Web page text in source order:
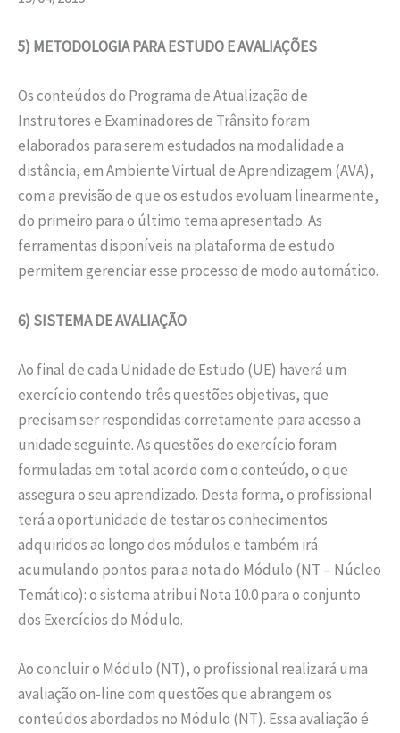
5) METODOLOGIA PARA ESTUDO E AVALIAÇÕES
Os conteúdos do Programa de Atualização de
Instrutores e Examinadores de Trânsito foram
elaborados para serem estudados na modalidade a
distância, em Ambiente Virtual de Aprendizagem (AVA),
com a previsão de que os estudos evoluam linearmente,
do primeiro para o último tema apresentado. As
ferramentas disponíveis na plataforma de estudo
permitem gerenciar esse processo de modo automático.
6) SISTEMA DE AVALIAÇÃO
Ao final de cada Unidade de Estudo (UE) haverá um
exercício contendo três questões objetivas, que
precisam ser respondidas corretamente para acesso a
unidade seguinte. As questões do exercício foram
formuladas em total acordo com o conteúdo, o que
assegura o seu aprendizado. Desta forma, o profissional
terá a oportunidade de testar os conhecimentos
adquiridos ao longo dos módulos e também irá
acumulando pontos para a nota do Módulo (NT – Núcleo
Temático): o sistema atribui Nota 10.0 para o conjunto
dos Exercícios do Módulo.
Ao concluir o Módulo (NT), o profissional realizará uma
avaliação on-line com questões que abrangem os
conteúdos abordados no Módulo (NT). Essa avaliação é